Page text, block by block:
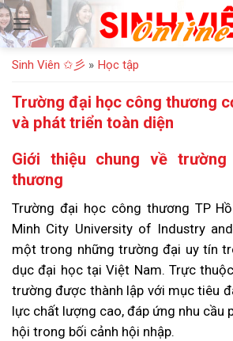
Bỏ
qua
nội
dung
Sinh Viên ✩彡 » Học tập
Trường đại học công thương
và phát triển toàn diện
Giới thiệu chung về
thương
Trường đại học công thương TP
Minh City University of Industry
một trong những trường đại uy tín
dục đại học tại Việt Nam. Trực
trường được thành lập với mục tiêu
lực chất lượng cao, đáp ứng nhu cầu
hội trong bối cảnh hội nhập.